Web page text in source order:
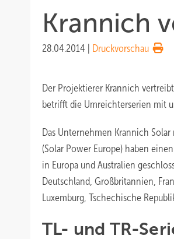
Krannich
28.04.2014 Druckvorschau
Der Projektierer Krannich
betrifft die Umreichterserien mit
Das Unternehmen Krannich
(Solar Power Europe) haben
in Europa und Australien
Deutschland, Großbritannien,
Luxemburg, Tschechische
TL- und TR-